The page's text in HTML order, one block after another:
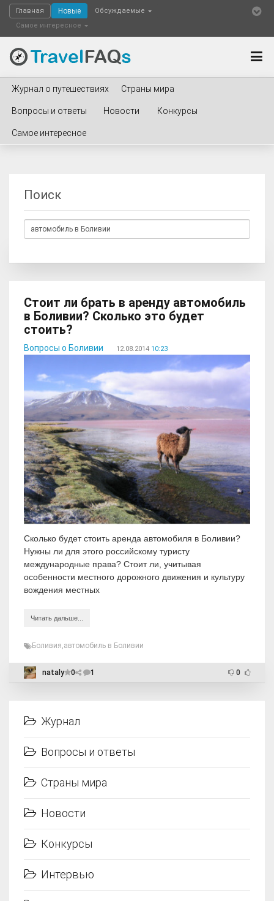
Главная Новые
Обсуждаемые
Самое интересное
Журнал о путешествиях Страны мира
Вопросы и ответы Новости Конкурсы
Самое интересное
Поиск
Стоит ли брать в аренду автомобиль
в Боливии? Сколько это будет
стоить?
Вопросы о Боливии 12.08.2014 10:23
Сколько будет стоить аренда автомобиля в Боливии?
Нужны ли для этого российскому туристу
международные права? Стоит ли, учитывая
особенности местного дорожного движения и культуру
вождения местных
Читать дальше...
Боливия автомобиль в Боливии
nataly 0 1 0
Журнал
Вопросы и ответы
Страны мира
Новости
Конкурсы
Интервью